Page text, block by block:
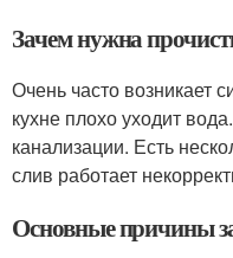
Зачем нужна
Очень часто возникает
кухне плохо уходит
канализации. Есть
слив работает
Основные причины